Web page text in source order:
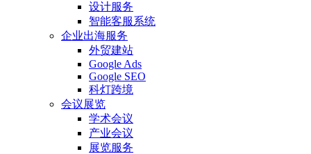
设计服务
智能客服系统
企业出海服务
外贸建站
Google Ads
Google SEO
科灯跨境
会议展览
学术会议
产业会议
展览服务